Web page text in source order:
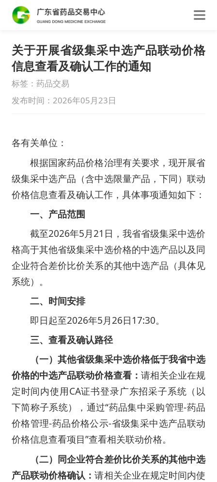
关于开展省级集采中选产品联动价格
信息查看及确认工作的通知
标签：药品交易
发布时间：2026年05月23日
各有关单位：
根据国家药品价格治理有关要求，现开展省
级集采中选产品（含中选限量产品，下同）联动
价格信息查看及确认工作，具体事项通知如下：
一、产品范围
截至2026年5月21日，我省省级集采中选价
格高于其他省级集采中选价格的中选产品以及同
企业符合差价比价关系的其他中选产品（具体见
系统）。
二、时间安排
即日起至2026年5月26日17:30。
三、查看及确认路径
（一）其他省级集采中选价格低于我省中选
价格的中选产品联动价格查看： 请相关企业在规
定时间内使用CA证书登录广东招采子系统（以
下简称子系统），通过“药品集中采购管理-药品
价格管理-药品价格公示-省级集采中选产品联动
价格信息查看项目”查看相关联动价格。
（二）同企业符合差价比价关系的其他中选
产品联动价格确认：请相关企业在规定时间内使